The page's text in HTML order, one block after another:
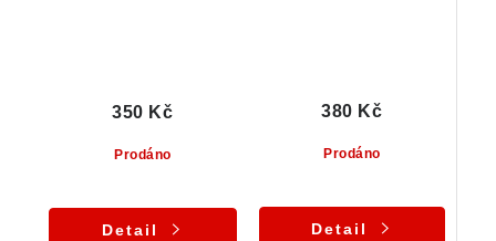
Prodáno
350 Kč
Detail
Prodáno
380 Kč
Detail